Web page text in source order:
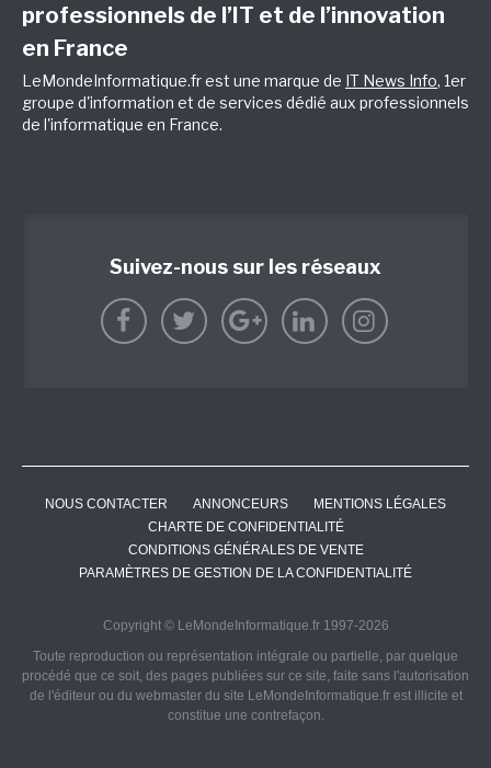
professionnels de l’IT et de l’innovation
en France
LeMondeInformatique.fr est une marque de IT News Info, 1er
groupe d'information et de services dédié aux professionnels
de l'informatique en France.
Suivez-nous sur les réseaux
NOUS CONTACTER ANNONCEURS
MENTIONS LÉGALES
CHARTE DE CONFIDENTIALITÉ
CONDITIONS GÉNÉRALES DE VENTE
PARAMÈTRES DE GESTION DE LA CONFIDENTIALITÉ
Copyright © LeMondeInformatique.fr 1997-2026
Toute reproduction ou représentation intégrale ou partielle, par quelque
procédé que ce soit, des pages publiées sur ce site, faite sans l'autorisation
de l'éditeur ou du webmaster du site LeMondeInformatique.fr est illicite et
constitue une contrefaçon.